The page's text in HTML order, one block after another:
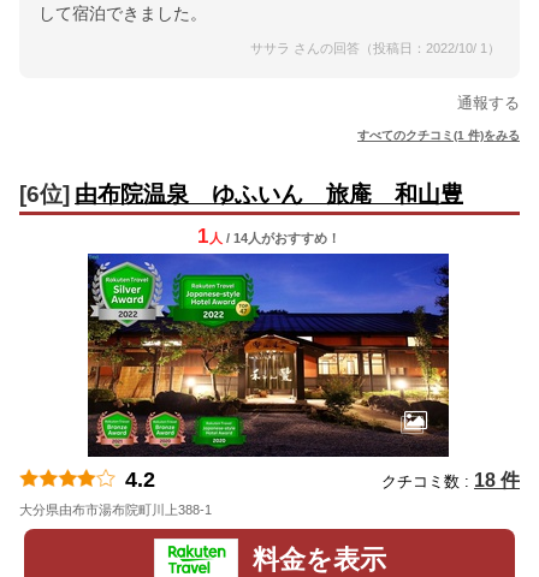
して宿泊できました。
ササラ さんの回答（投稿日：2022/10/ 1）
通報する
すべてのクチコミ(1 件)をみる
[6位] 由布院温泉 ゆふいん 旅庵 和山豊
1 人 / 14人がおすすめ！
4.2 クチコミ数 : 18 件
大分県由布市湯布院町川上388-1
料金を表示